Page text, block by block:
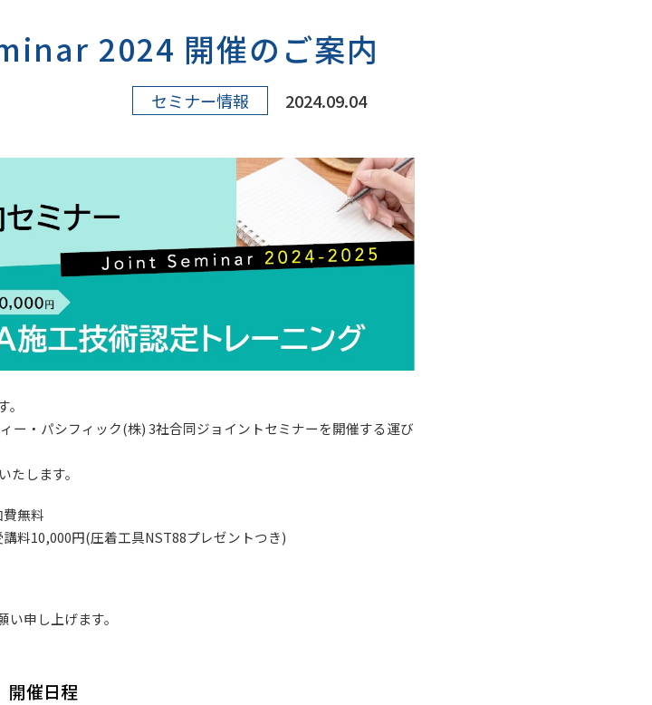
2024 開催のご案内
セミナー情報 2024.09.04
ー・パシフィック(株) 3社合同ジョイントセミナーを開催する運び
します。
無料
料10,000円(圧着工具NST88プレゼントつき)
申し上げます。
開催日程